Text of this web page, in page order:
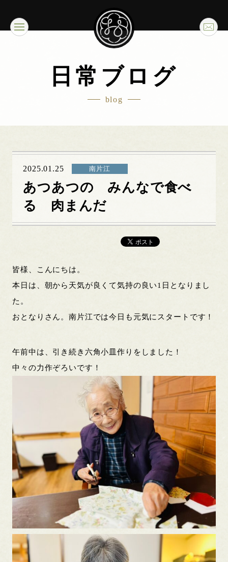
日常ブログ
blog
2025.01.25 南片江
あつあつの みんなで食べ
る 肉まんだ
皆様、こんにちは。
本日は、朝から天気が良くて気持の良い1日となりまし
た。
おとなりさん。南片江では今日も元気にスタートです！
午前中は、引き続き六角小皿作りをしました！
中々の力作ぞろいです！